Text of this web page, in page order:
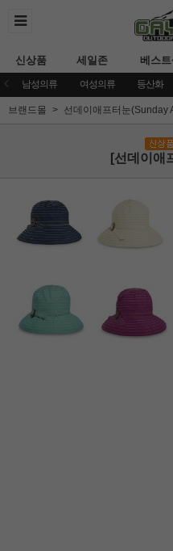
신상품 세일존 베스트
남성의류 여성의류 등산화
브랜드몰 선데이애프터눈(Sunday
[선데이애